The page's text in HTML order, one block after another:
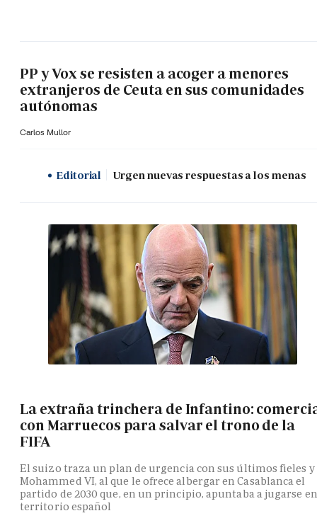
PP y Vox se resisten a acoger a menores
extranjeros de Ceuta en sus comunidades
autónomas
Carlos Mullor
Editorial Urgen nuevas respuestas a los menas
La extraña trinchera de Infantino:
con Marruecos para salvar el trono de la
FIFA
El suizo traza un plan de urgencia con sus últimos fieles y
Mohammed VI, al que le ofrece albergar en Casablanca el
partido de 2030 que, en un principio, apuntaba a jugarse en
territorio español